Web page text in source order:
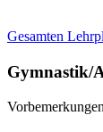
Gesamten
Gymnastik/
Vorbemerkungen